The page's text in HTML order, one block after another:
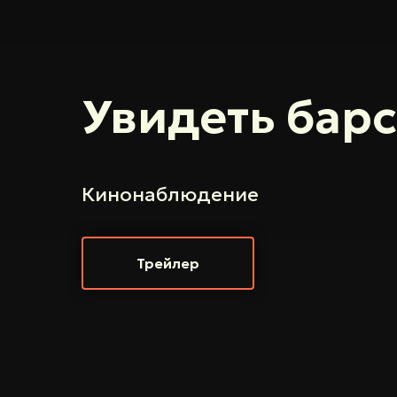
Увидеть
Кинонаблюдение
Трейлер